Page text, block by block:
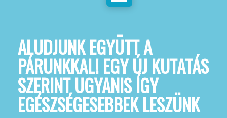
ALUDJUNK EGYÜTT A
PÁRUNKKAL! EGY ÚJ KUTATÁS
SZERINT UGYANIS ÍGY
EGÉSZSÉGESEBBEK LESZÜNK
SZOLGÁLTATÁSAINK
BLOG